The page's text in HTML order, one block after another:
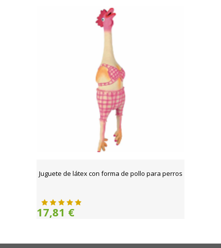
Juguete de látex con forma de pollo para perros
17,81 €